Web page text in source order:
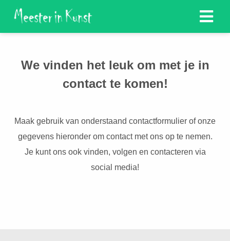
We vinden het leuk om met je in
contact te komen!
Maak gebruik van onderstaand contactformulier of onze
gegevens hieronder om contact met ons op te nemen.
Je kunt ons ook vinden, volgen en contacteren via
social media!